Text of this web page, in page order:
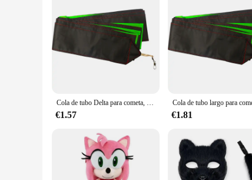
Cola de tubo Delta para cometa, calcetín de viento para exteriores con gancho de conector, fácil conexión y Ripstop, cuerda única, accesorio para cometa, 1 ud.
€1.57 €1.81